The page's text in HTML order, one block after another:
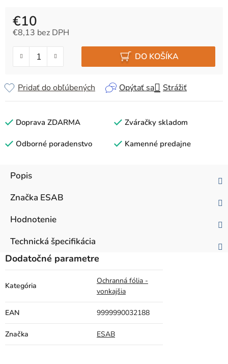
€10
€8,13 bez DPH
DO KOŠÍKA
Opýtať sa Strážiť
Pridať do obľúbených
Doprava ZDARMA Zváračky skladom
Odborné poradenstvo Kamenné predajne
Popis
Značka ESAB
Hodnotenie
Technická špecifikácia
Dodatočné parametre
Kategória
Ochranná fólia -
vonkajšia
EAN 9999990032188
Značka ESAB